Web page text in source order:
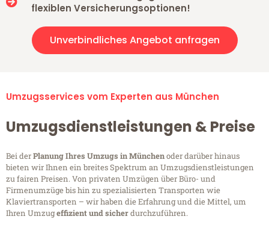
flexiblen Versicherungsoptionen!
Unverbindliches Angebot anfragen
Umzugsservices vom Experten aus München
Umzugsdienstleistungen & Preise
Bei derPlanung Ihres Umzugs in Münchenoder darüber hinaus
bieten wir Ihnen ein breites Spektrum an Umzugsdienstleistungen
zu fairen Preisen. Von privaten Umzügen über Büro- und
Firmenumzüge bis hin zu spezialisierten Transporten wie
Klaviertransporten – wir haben die Erfahrung und die Mittel, um
Ihren Umzugeffizient und sicherdurchzuführen.